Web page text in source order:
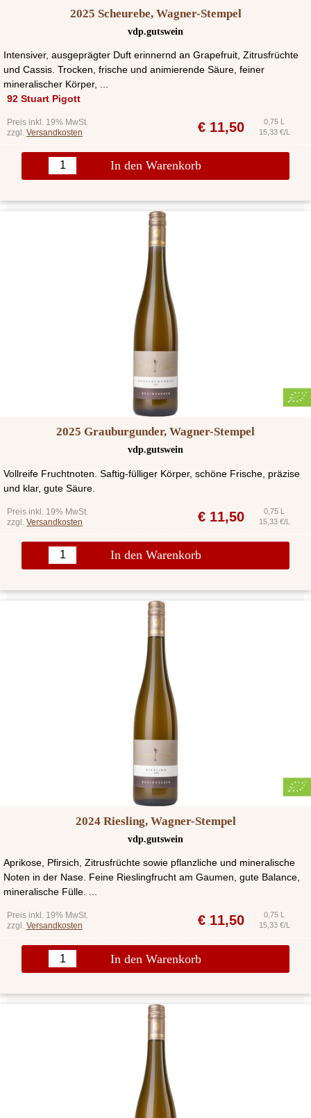
2025 Scheurebe, Wagner-Stempel
vdp.gutswein
Intensiver, ausgeprägter Duft erinnernd an Grapefruit, Zitrusfrüchte
und Cassis. Trocken, frische und animierende Säure, feiner
mineralischer Körper, ...
92 Stuart Pigott
Preis inkl. 19% MwSt.
zzgl. Versandkosten € 11,50
0,75 L
15,33 €/L
In den Warenkorb
2025 Grauburgunder, Wagner-Stempel
vdp.gutswein
Vollreife Fruchtnoten. Saftig-fülliger Körper, schöne Frische, präzise
und klar, gute Säure.
Preis inkl. 19% MwSt.
zzgl. Versandkosten € 11,50
0,75 L
15,33 €/L
In den Warenkorb
2024 Riesling, Wagner-Stempel
vdp.gutswein
Aprikose, Pfirsich, Zitrusfrüchte sowie pflanzliche und mineralische
Noten in der Nase. Feine Rieslingfrucht am Gaumen, gute Balance,
mineralische Fülle. ...
Preis inkl. 19% MwSt.
zzgl. Versandkosten € 11,50
0,75 L
15,33 €/L
In den Warenkorb